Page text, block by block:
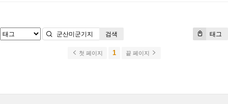
태그
검색
첫 페이지 1 끝 페이지